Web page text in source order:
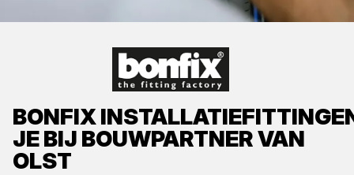
BONFIX
JE BIJ BOUWPARTNER VAN
OLST